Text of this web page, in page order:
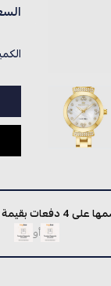
4 دفعات بقيمة 82.25 ر.س
أو